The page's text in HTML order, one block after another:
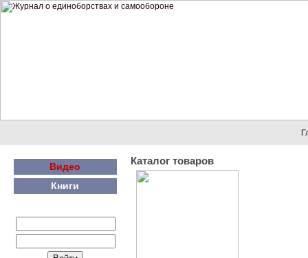
Видео
Книги
Каталог товаров